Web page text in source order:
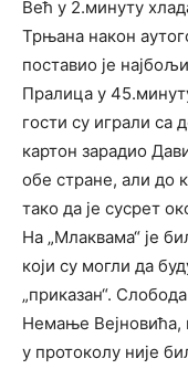
Већ у 2.минуту
Трњана након
поставио је
Пралица у
гости су играли са
картон зарадио
обе стране, али до
тако да је сусрет
На „Млаквама“ је
који су могли да
„приказан“.
Немање Вејновића,
у протоколу није